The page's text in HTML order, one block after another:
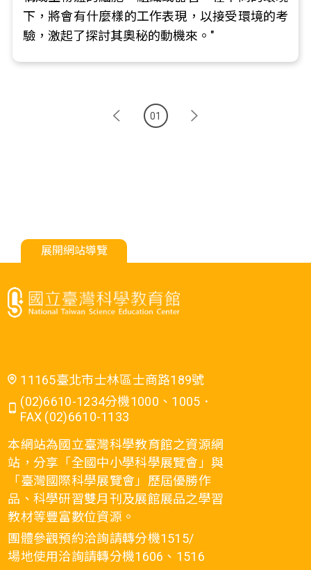
下，將會有什麼樣的工作表現，以接受環境的考
驗，激起了探討其奧秘的動機來。"
01
展開網站導覽
11165臺北市士林區士商路189號
(02)6610-1234分機1000、1005．
FAX (02)6610-1133
本網站為國立臺灣科學教育館之資源網
站，分享「全國中小學科學展覽會」與
「臺灣國際科學展覽會」歷屆優勝作
品、科學研習雙月刊及展館展品之學習
教材等豐富數位資源。
團體參觀預約洽詢請轉分機1515/
場地使用洽詢請轉分機1606、1516